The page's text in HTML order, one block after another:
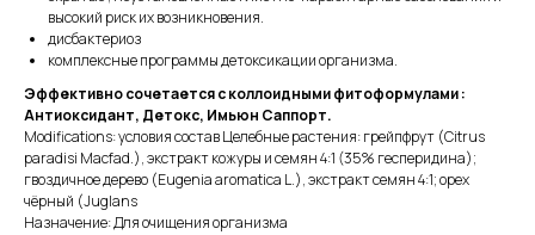
высокий риск их возникновения.
дисбактериоз
комплексные программы детоксикации организма.
Эффективно сочетается с коллоидными фитоформулами :
Антиоксидант, Детокс, Имьюн Саппорт.
Modifications: условия состав Целебные растения: грейпфрут (Citrus
paradisi Macfad.), экстракт кожуры и семян 4:1 (35% гесперидина);
гвоздичное дерево (Eugenia aromatica L.), экстракт семян 4:1; орех
чёрный (Juglans
Назначение: Для очищения организма